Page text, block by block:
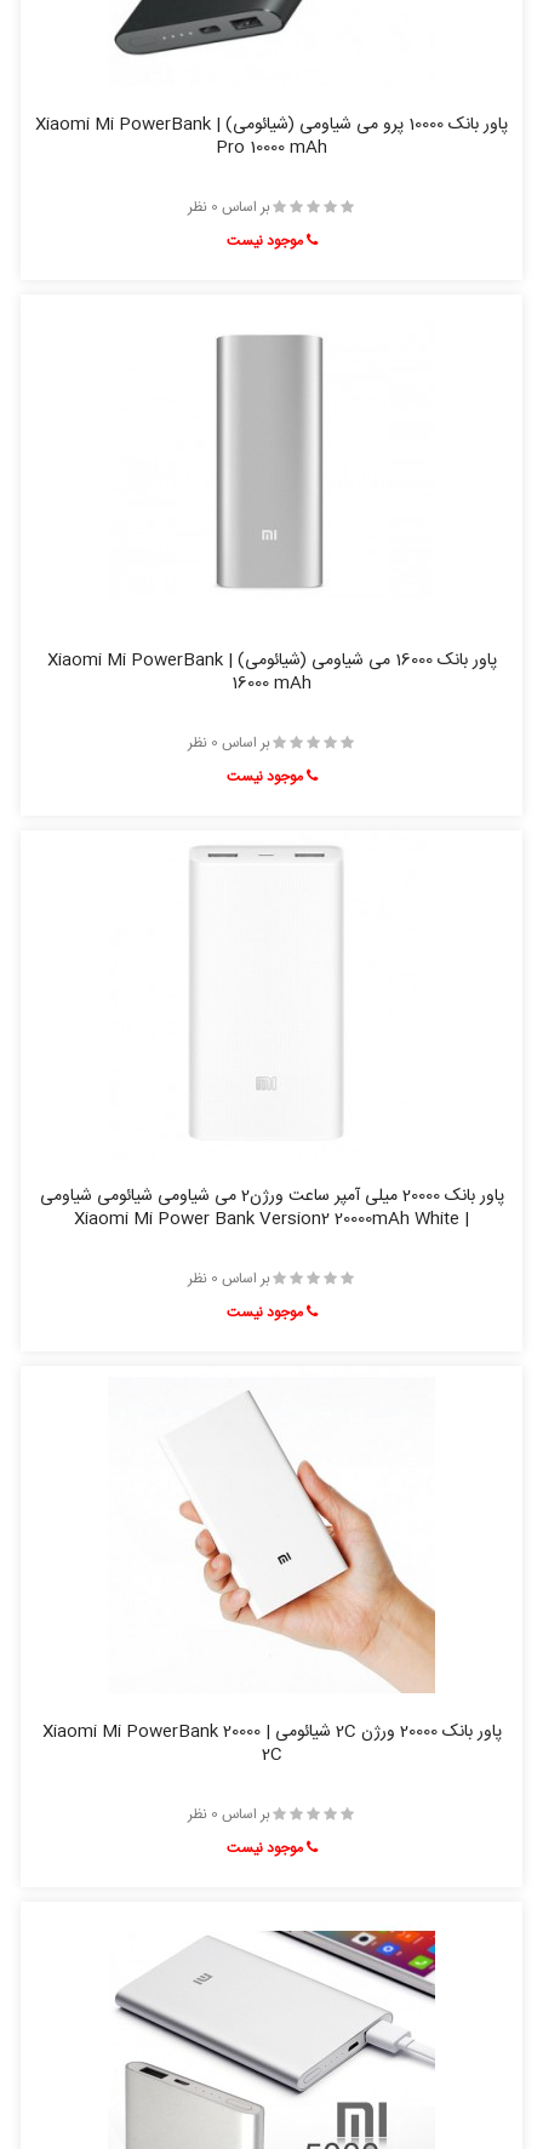
پاور بانک 10000 پرو می شیاومی (شیائومی) | Xiaomi Mi PowerBank
Pro 10000 mAh
بر اساس 0 نظر
موجود نیست
پاور بانک 16000 می شیاومی (شیائومی) | Xiaomi Mi PowerBank
16000 mAh
بر اساس 0 نظر
موجود نیست
پاور بانک 20000 میلی آمپر ساعت ورژن2 می شیاومی شیائومی شیاومی
| Xiaomi Mi Power Bank Version2 20000mAh White
بر اساس 0 نظر
موجود نیست
پاور بانک 20000 ورژن 2C شیائومی | Xiaomi Mi PowerBank 20000
2C
بر اساس 0 نظر
موجود نیست